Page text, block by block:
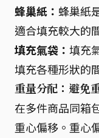
蜂巢紙： 蜂巢紙
適合填充較大的
填充氣袋： 填充
填充各種形狀的
重量分配：避免
在多件商品同箱
重心偏移。重心